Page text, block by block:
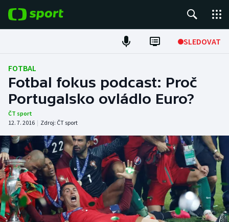
SLEDOVAT
Fotbal
Hokej
Tenis
Atletika
Cyklistika
DALŠÍ SPORTY
Americký fotbal
NEPŘEHLÉDNĚTE
FOTBAL
Fotbal fokus podcast: Proč
Portugalsko ovládlo Euro?
ČT sport
12. 7. 2016 | Zdroj: ČT sport